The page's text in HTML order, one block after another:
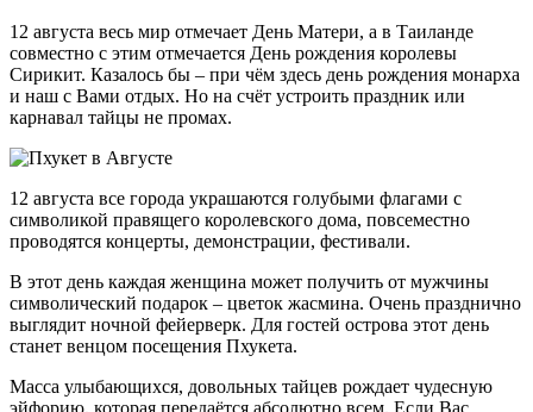
12 августа весь мир отмечает День Матери, а в Таиланде
совместно с этим отмечается День рождения королевы
Сирикит. Казалось бы – при чём здесь день рождения монарха
и наш с Вами отдых. Но на счёт устроить праздник или
карнавал тайцы не промах.
12 августа все города украшаются голубыми флагами с
символикой правящего королевского дома, повсеместно
проводятся концерты, демонстрации, фестивали.
В этот день каждая женщина может получить от мужчины
символический подарок – цветок жасмина. Очень празднично
выглядит ночной фейерверк. Для гостей острова этот день
станет венцом посещения Пхукета.
Масса улыбающихся, довольных тайцев рождает чудесную